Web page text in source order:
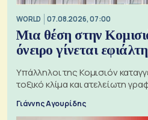
WORLD 07.08.2026, 07:00
Μια θέση στην
όνειρο γίνεται
Υπάλληλοι της Κομισιόν
τοξικό κλίμα και ατελείωτη
Γιάννης Αγουρίδης